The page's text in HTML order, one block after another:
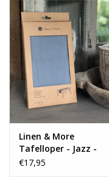
NIEUW!
Sale!
Kleuren
Linen & More
Tafelloper - Jazz -
mirrage blue
€17,95